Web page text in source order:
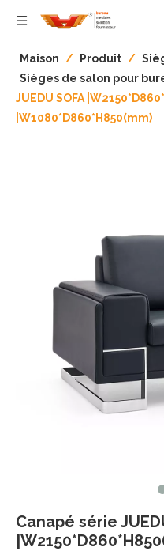
Maison / Produit /
Sièges de salon pour
JUEDU SOFA
|W1080*D860*H850(mm)
Canapé série